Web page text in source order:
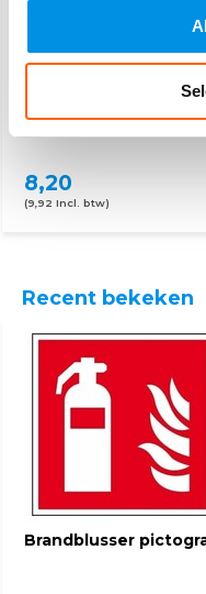
panorama
8,20
(9,92 Incl. btw)
Recent bekeken
Brandblusser